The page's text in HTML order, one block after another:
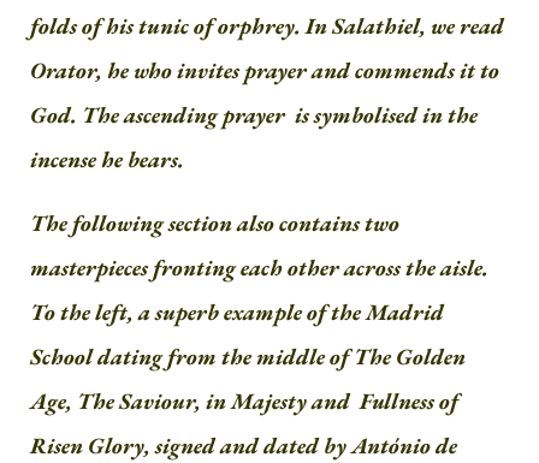
folds of his tunic of orphrey.In Salathiel, we read
Orator, he who invites prayer and commends it to
God. The ascending prayer is symbolised in the
incense he bears.
The following section also contains two
masterpieces fronting each other across the aisle.
To the left, a superb example of the Madrid
School dating from the middle of The Golden
Age, The Saviour, in Majesty and Fullness of
Risen Glory, signed and dated by António de